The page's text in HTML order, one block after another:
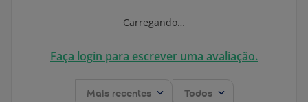
Carregando…
Faça login para escrever uma avaliação.
Mais recentes Todos